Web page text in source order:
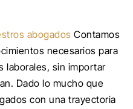
abogados Contamos
necesarios para
laborales, sin importar
Dado lo mucho que
con una trayectoria